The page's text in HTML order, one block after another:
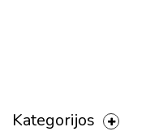
Kategorijos